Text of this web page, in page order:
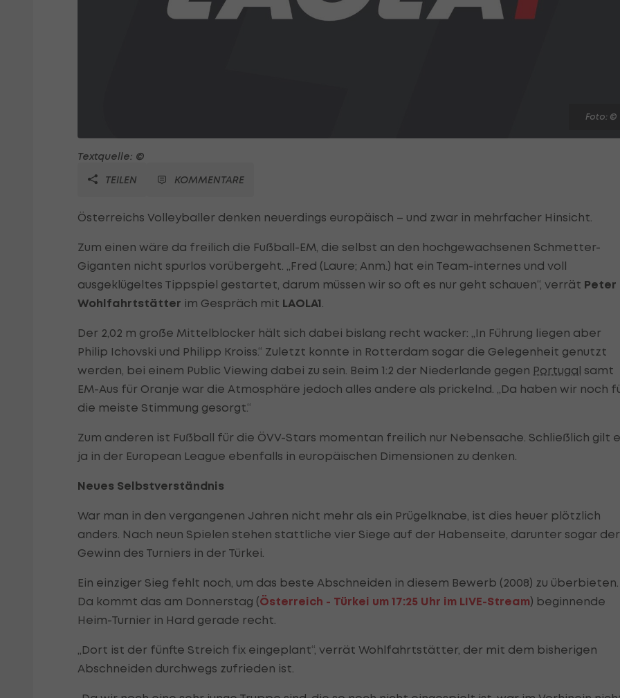
Foto: ©
Textquelle: ©
TEILEN
KOMMENTARE
Österreichs Volleyballer denken neuerdings europäisch – und zwar in mehrfacher Hinsicht.
Zum einen wäre da freilich die Fußball-EM, die selbst an den hochgewachsenen Schmetter-
Giganten nicht spurlos vorübergeht. „Fred (Laure; Anm.) hat ein Team-internes und voll
ausgeklügeltes Tippspiel gestartet, darum müssen wir so oft es nur geht schauen“, verrät Peter
Wohlfahrtstätter im Gespräch mit LAOLA1.
Der 2,02 m große Mittelblocker hält sich dabei bislang recht wacker: „In Führung liegen aber
Philip Ichovski und Philipp Kroiss.“ Zuletzt konnte in Rotterdam sogar die Gelegenheit genutzt
werden, bei einem Public Viewing dabei zu sein. Beim 1:2 der Niederlande gegen Portugal samt
EM-Aus für Oranje war die Atmosphäre jedoch alles andere als prickelnd. „Da haben wir noch
die meiste Stimmung gesorgt.“
Zum anderen ist Fußball für die ÖVV-Stars momentan freilich nur Nebensache. Schließlich gilt
ja in der European League ebenfalls in europäischen Dimensionen zu denken.
Neues Selbstverständnis
War man in den vergangenen Jahren nicht mehr als ein Prügelknabe, ist dies heuer plötzlich
anders. Nach neun Spielen stehen stattliche vier Siege auf der Habenseite, darunter sogar der
Gewinn des Turniers in der Türkei.
Ein einziger Sieg fehlt noch, um das beste Abschneiden in diesem Bewerb (2008) zu überbieten.
Da kommt das am Donnerstag (Österreich - Türkei um 17:25 Uhr im LIVE-Stream) beginnende
Heim-Turnier in Hard gerade recht.
„Dort ist der fünfte Streich fix eingeplant“, verrät Wohlfahrtstätter, der mit dem bisherigen
Abschneiden durchwegs zufrieden ist.